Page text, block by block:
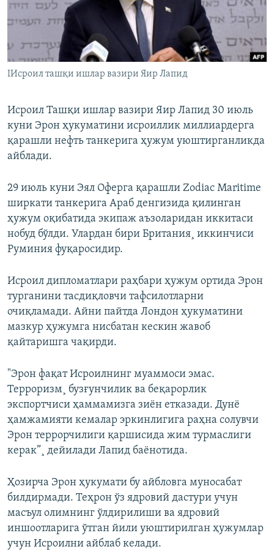
IИсроил ташқи ишлар вазири Яир Лапид
Исроил Ташқи ишлар вазири Яир Лапид 30 июль
куни Эрон ҳукуматини исроиллик миллиардерга
қарашли нефть танкерига ҳужум уюштирганликда
айблади.
29 июль куни Эял Оферга қарашли Zodiac Maritime
ширкати танкерига Араб денгизида қилинган
ҳужум оқибатида экипаж аъзоларидан иккитаси
нобуд бўлди. Улардан бири Британия¸ иккинчиси
Руминия фуқаросидир.
Исроил дипломатлари раҳбари ҳужум ортида Эрон
турганини тасдиқловчи тафсилотларни
очиқламади. Айни пайтда Лондон ҳукуматини
мазкур ҳужумга нисбатан кескин жавоб
қайтаришга чақирди.
"Эрон фақат Исроилнинг муаммоси эмас.
Терроризм¸ бузғунчилик ва беқарорлик
экспортчиси ҳаммамизга зиëн етказади. Дунë
ҳамжамияти кемалар эркинлигига раҳна солувчи
Эрон террорчилиги қаршисида жим турмаслиги
керак”¸ дейилади Лапид баëнотида.
Ҳозирча Эрон ҳукумати бу айбловга муносабат
билдирмади. Теҳрон ўз ядровий дастури учун
масъул олимнинг ўлдирилиши ва ядровий
иншоотларига ўтган йили уюштирилган ҳужумлар
учун Исроилни айблаб келади.